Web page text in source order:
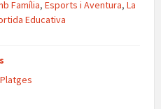
Família, Esports i Aventura, La
Educativa
Platges